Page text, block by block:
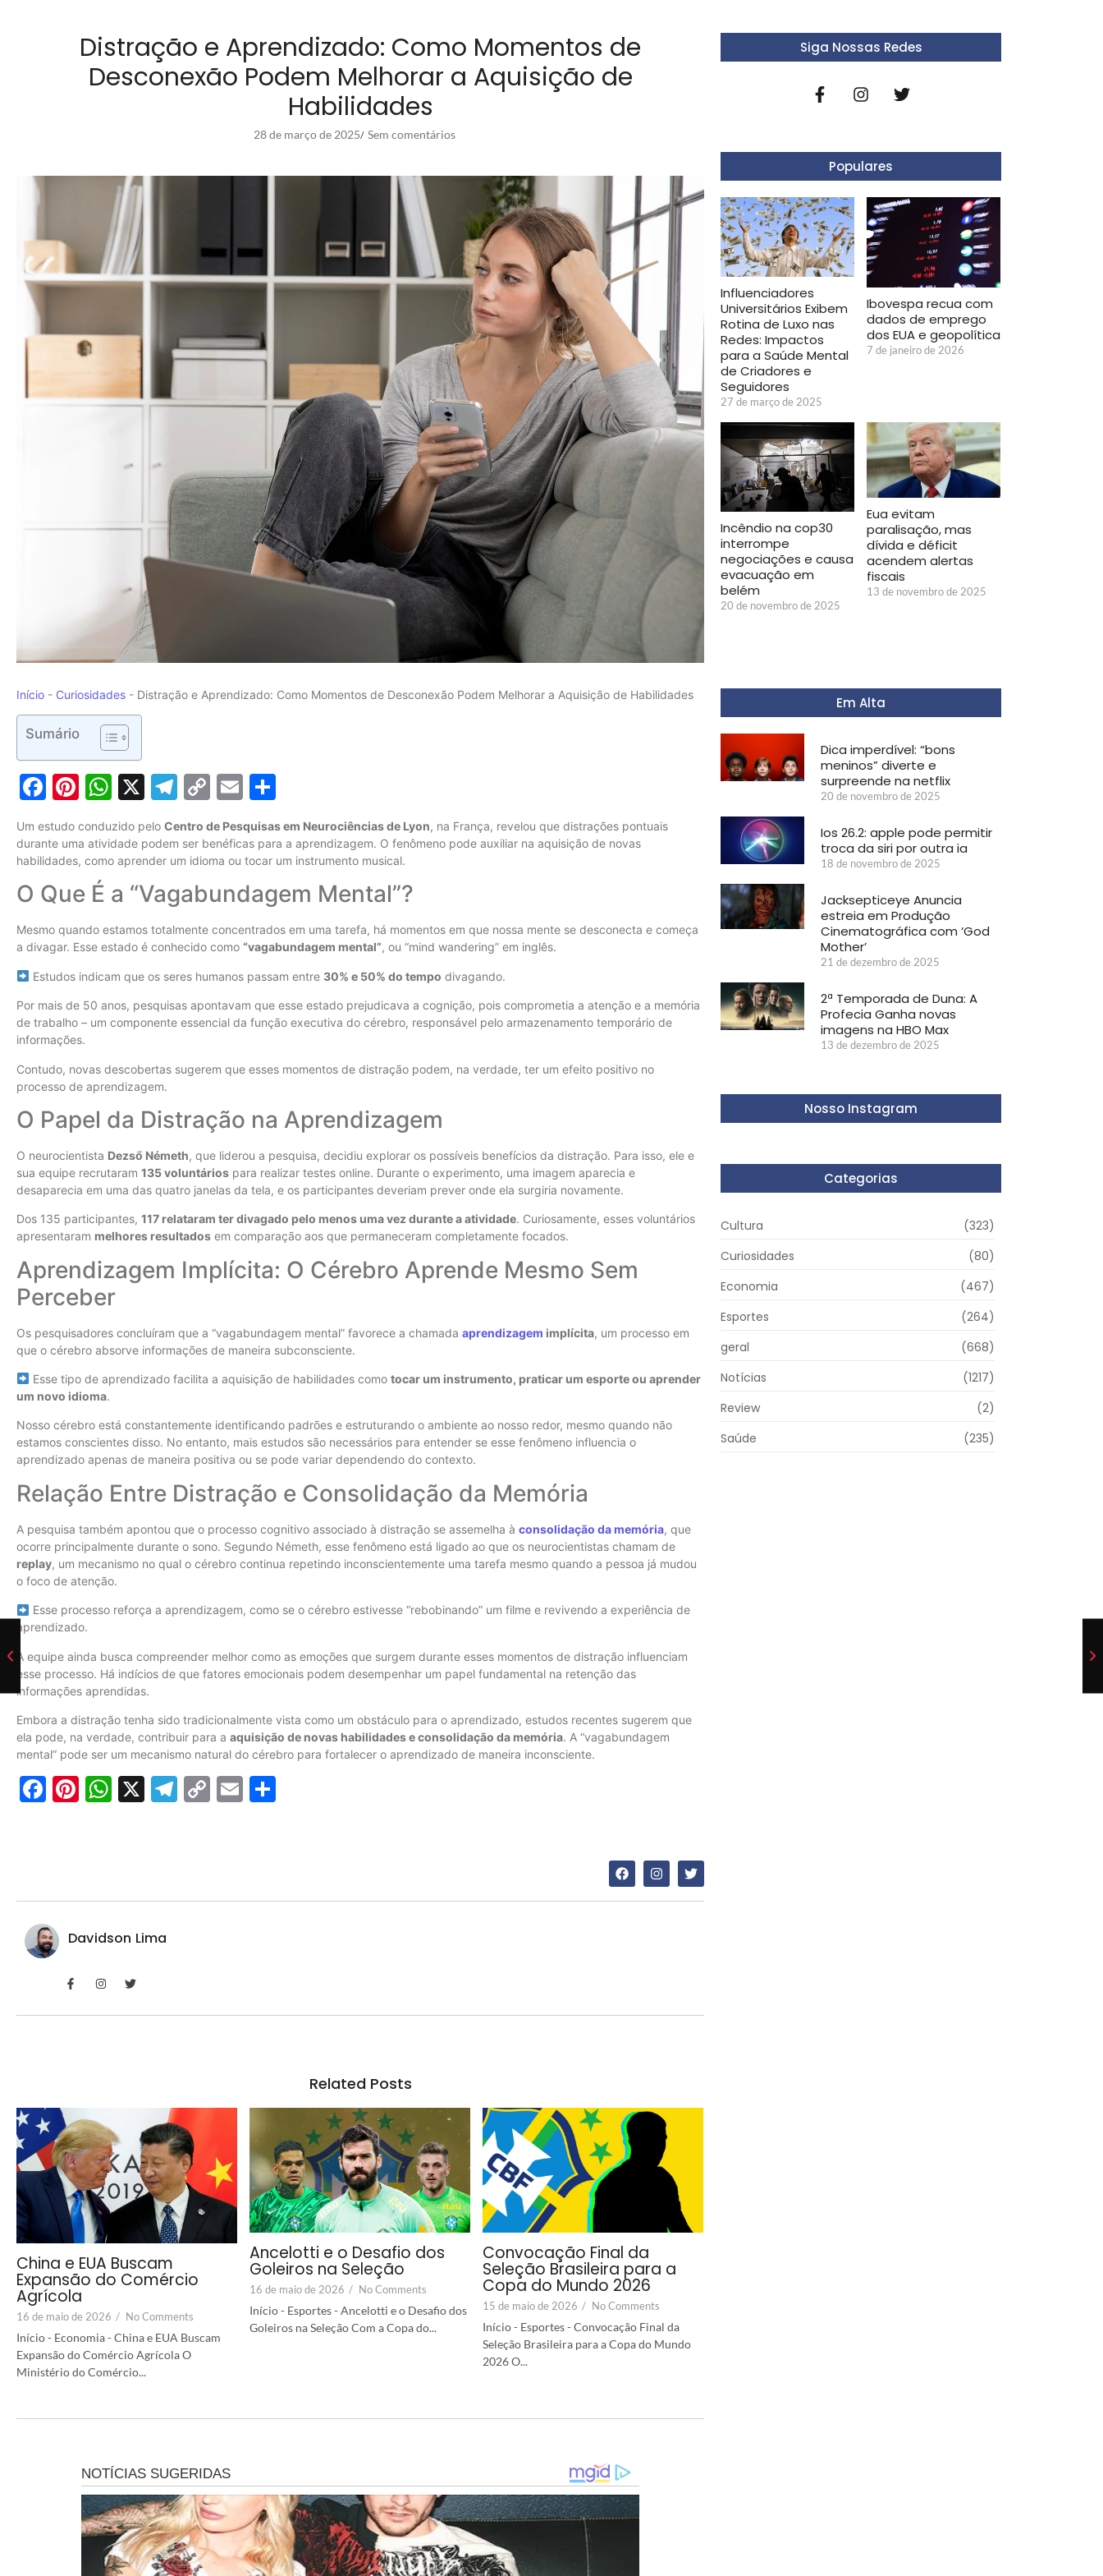
Distração e Aprendizado: Como Momentos de
Desconexão Podem Melhorar a Aquisição de
Habilidades
28 de março de 2025/ Sem comentários
Início - Curiosidades - Distração e Aprendizado: Como Momentos de Desconexão Podem Melhorar a Aquisição de Habilidades
Sumário
Facebook
Pinterest
WhatsApp
X Telegram
Copy
Link
Email
Um estudo conduzido pelo Centro de Pesquisas em Neurociências de Lyon, na França, revelou que distrações pontuais
durante uma atividade podem ser benéficas para a aprendizagem. O fenômeno pode auxiliar na aquisição de novas
habilidades, como aprender um idioma ou tocar um instrumento musical.
O Que É a “Vagabundagem Mental”?
Mesmo quando estamos totalmente concentrados em uma tarefa, há momentos em que nossa mente se desconecta e começa
a divagar. Esse estado é conhecido como “vagabundagem mental”, ou “mind wandering” em inglês.
Estudos indicam que os seres humanos passam entre 30% e 50% do tempo divagando.
Por mais de 50 anos, pesquisas apontavam que esse estado prejudicava a cognição, pois comprometia a atenção e a memória
de trabalho – um componente essencial da função executiva do cérebro, responsável pelo armazenamento temporário de
informações.
Contudo, novas descobertas sugerem que esses momentos de distração podem, na verdade, ter um efeito positivo no
processo de aprendizagem.
O Papel da Distração na Aprendizagem
O neurocientista Dezső Németh, que liderou a pesquisa, decidiu explorar os possíveis benefícios da distração. Para isso, ele e
sua equipe recrutaram 135 voluntários para realizar testes online. Durante o experimento, uma imagem aparecia e
desaparecia em uma das quatro janelas da tela, e os participantes deveriam prever onde ela surgiria novamente.
Dos 135 participantes, 117 relataram ter divagado pelo menos uma vez durante a atividade. Curiosamente, esses voluntários
apresentaram melhores resultados em comparação aos que permaneceram completamente focados.
Aprendizagem Implícita: O Cérebro Aprende Mesmo Sem
Perceber
Os pesquisadores concluíram que a “vagabundagem mental” favorece a chamada aprendizagem implícita, um processo em
que o cérebro absorve informações de maneira subconsciente.
Esse tipo de aprendizado facilita a aquisição de habilidades como tocar um instrumento, praticar um esporte ou aprender
um novo idioma.
Nosso cérebro está constantemente identificando padrões e estruturando o ambiente ao nosso redor, mesmo quando não
estamos conscientes disso. No entanto, mais estudos são necessários para entender se esse fenômeno influencia o
aprendizado apenas de maneira positiva ou se pode variar dependendo do contexto.
Relação Entre Distração e Consolidação da Memória
A pesquisa também apontou que o processo cognitivo associado à distração se assemelha à consolidação da memória, que
ocorre principalmente durante o sono. Segundo Németh, esse fenômeno está ligado ao que os neurocientistas chamam de
replay, um mecanismo no qual o cérebro continua repetindo inconscientemente uma tarefa mesmo quando a pessoa já mudou
o foco de atenção.
Esse processo reforça a aprendizagem, como se o cérebro estivesse “rebobinando” um filme e revivendo a experiência de
aprendizado.
A equipe ainda busca compreender melhor como as emoções que surgem durante esses momentos de distração influenciam
esse processo. Há indícios de que fatores emocionais podem desempenhar um papel fundamental na retenção das
informações aprendidas.
Embora a distração tenha sido tradicionalmente vista como um obstáculo para o aprendizado, estudos recentes sugerem que
ela pode, na verdade, contribuir para a aquisição de novas habilidades e consolidação da memória. A “vagabundagem
mental” pode ser um mecanismo natural do cérebro para fortalecer o aprendizado de maneira inconsciente.
Facebook
Pinterest
WhatsApp
X Telegram
CopyEmail
Davidson Lima
Related Posts
China e EUA Buscam
Expansão do Comércio
Agrícola
16 de maio de 2026 / No Comments
Início - Economia - China e EUA Buscam
Expansão do Comércio Agrícola O
Ministério do Comércio...
Ancelotti e o Desafio dos
Goleiros na Seleção
16 de maio de 2026 / No Comments
Início - Esportes - Ancelotti e o Desafio dos
Goleiros na Seleção Com a Copa do...
Convocação Final da
Seleção Brasileira para a
Copa do Mundo 2026
15 de maio de 2026 / No Comments
Início - Esportes - Convocação Final da
Seleção Brasileira para a Copa do Mundo
2026 O...
Siga Nossas Redes
Populares
Influenciadores
Universitários Exibem
Rotina de Luxo nas
Redes: Impactos
para a Saúde Mental
de Criadores e
Seguidores
27 de março de 2025
Ibovespa recua com
dados de emprego
dos EUA e geopolítica
7 de janeiro de 2026
Incêndio na cop30
interrompe
negociações e causa
evacuação em
belém
20 de novembro de 2025
Eua evitam
paralisação, mas
dívida e déficit
acendem alertas
fiscais
13 de novembro de 2025
Em Alta
Dica imperdível: “bons
meninos” diverte e
surpreende na netflix
20 de novembro de 2025
Ios 26.2: apple pode permitir
troca da siri por outra ia
18 de novembro de 2025
Jacksepticeye Anuncia
estreia em Produção
Cinematográfica com ‘God
Mother’
21 de dezembro de 2025
2ª Temporada de Duna: A
Profecia Ganha novas
imagens na HBO Max
13 de dezembro de 2025
Nosso Instagram
Categorias
Cultura
(323)
Curiosidades
(80)
Economia
(467)
Esportes
(264)
geral
(668)
Notícias
(1217)
Review
(2)
Saúde
(235)